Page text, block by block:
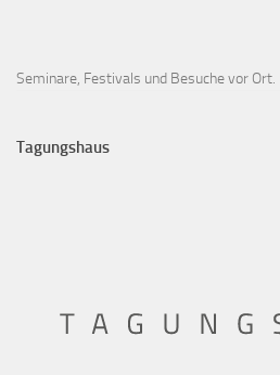
Seminare, Festivals und Besuche vor Ort.
Tagungshaus